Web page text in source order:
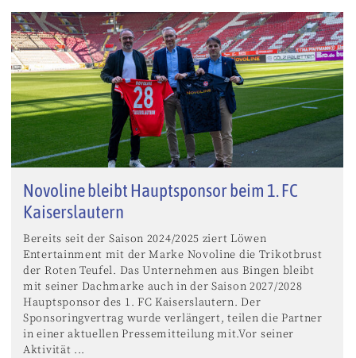
Novoline bleibt Hauptsponsor beim 1. FC
Kaiserslautern
Bereits seit der Saison 2024/2025 ziert Löwen
Entertainment mit der Marke Novoline die Trikotbrust
der Roten Teufel. Das Unternehmen aus Bingen bleibt
mit seiner Dachmarke auch in der Saison 2027/2028
Hauptsponsor des 1. FC Kaiserslautern. Der
Sponsoringvertrag wurde verlängert, teilen die Partner
in einer aktuellen Pressemitteilung mit.Vor seiner
Aktivität ...